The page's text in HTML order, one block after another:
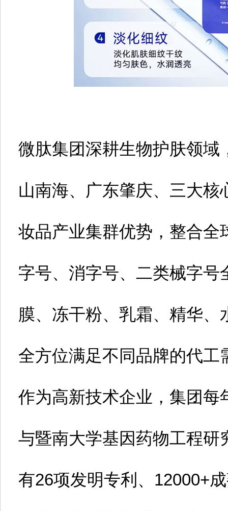
微肽集团深耕生物护肤领
山南海、广东肇庆、三大
妆品产业集群优势，整合
字号、消字号、二类械字
膜、冻干粉、乳霜、精华
全方位满足不同品牌的代工
作为高新技术企业，集团每
与暨南大学基因药物工程
有26项发明专利、12000+